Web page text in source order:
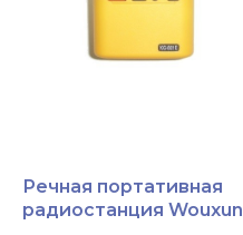
Речная портативная
радиостанция Wouxun